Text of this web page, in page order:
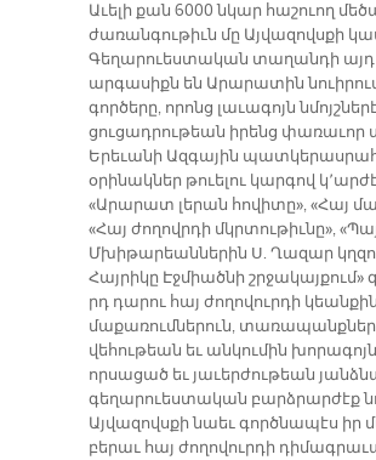
Աւելի քան 6000 նկար հաշուող
ժառանգութիւն մը Այվազովսքի
Գեղարուեստական տաղանդի
արգասիքն են Արարատին
գործերը, որոնց լաւագոյն
ցուցադրութեան իրենց փառաւոր
Երեւանի Ազգային
օրինակներ թուելու կարգով
«Արարատ լերան հովիտը», «Հայ
«Հայ ժողովրդի մկրտութիւնը»,
Մխիթարեաններին Ս. Ղազար
Հայրիկը Էջմիածնի շրջակայքում»
րդ դարու հայ ժողովուրդի
մաքառումներուն,
վեհութեան եւ անկումին
որսացած եւ յաւերժութեան
գեղարուեստական բարձրարժէք
Այվազովսքի նաեւ գործնապէս իր
բերաւ հայ ժողովուրդի